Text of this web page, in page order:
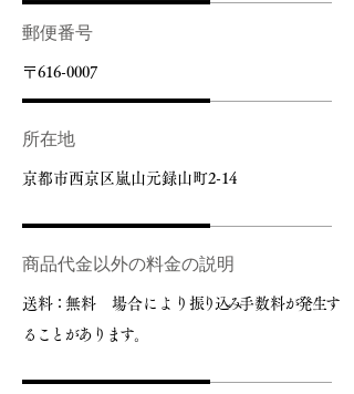
郵便番号
〒616-0007
所在地
京都市西京区嵐山元録山町2-14
商品代金以外の料金の説明
送料：無料 場合により振り込み手数料が発生す
ることがあります。